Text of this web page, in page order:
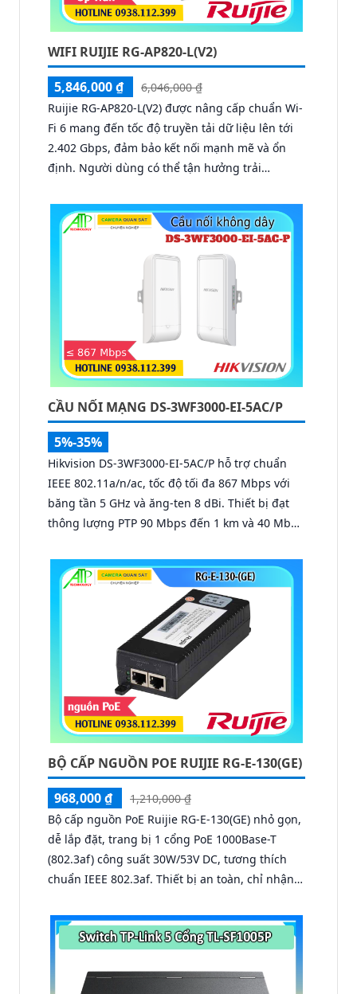
WIFI RUIJIE RG-AP820-L(V2)
5,846,000 ₫
6,046,000 ₫
Ruijie RG-AP820-L(V2) được nâng cấp chuẩn Wi-
Fi 6 mang đến tốc độ truyền tải dữ liệu lên tới
2.402 Gbps, đảm bảo kết nối mạnh mẽ và ổn
định. Người dùng có thể tận hưởng trải
liên tục của dịch vụ ngay cả khi di chuyển trong
không gian rộng.
CẦU NỐI MẠNG DS-3WF3000-EI-5AC/P
5%-35%
Hikvision DS-3WF3000-EI-5AC/P hỗ trợ chuẩn
IEEE 802.11a/n/ac, tốc độ tối đa 867 Mbps với
băng tần 5 GHz và ăng-ten 8 dBi. Thiết bị đạt
thông lượng PTP 90 Mbps đến 1 km và 40 Mbps
-84 dBm, đảm bảo truyền tải dữ liệu và video
giám sát ổn định ở khoảng cách xa.
BỘ CẤP NGUỒN POE RUIJIE RG-E-130(GE)
968,000 ₫
1,210,000 ₫
Bộ cấp nguồn PoE Ruijie RG-E-130(GE) nhỏ gọn,
dễ lắp đặt, trang bị 1 cổng PoE 1000Base-T
(802.3af) công suất 30W/53V DC, tương thích
chuẩn IEEE 802.3af. Thiết bị an toàn, chỉ nhận
55022/24, VCCI, UL/cUL và GS, đảm bảo cung
cấp nguồn ổn định cho các thiết bị Wi-Fi.